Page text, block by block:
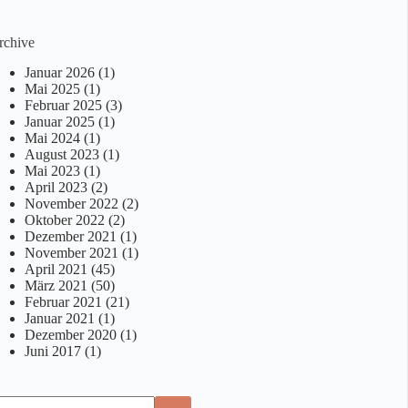
Januar 2026(1)
Mai 2025(1)
Februar 2025(3)
Januar 2025(1)
Mai 2024(1)
August 2023(1)
Mai 2023(1)
April 2023(2)
November 2022 (2)
Oktober 2022 (2)
Dezember 2021 (1)
November 2021 (1)
April 2021 (45)
März 2021 (50)
Februar 2021 (21)
Januar 2021 (1)
Dezember 2020(1)
Juni 2017(1)